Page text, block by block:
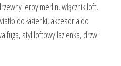
leroy merlin, włącznik loft,
do łazienki, akcesoria do
fuga, styl loftowy lazienka, drzwi